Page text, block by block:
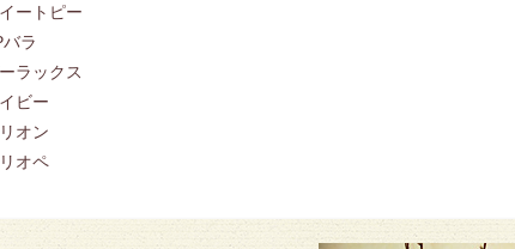
ートピー
ラ
ラックス
ビー
オン
オペ